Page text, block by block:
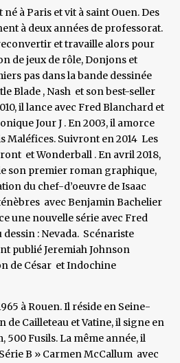
né à Paris et vit à saint Ouen. Des
à deux années de professorat.
et travaille alors pour
de jeux de rôle, Donjons et
pas dans la bande dessinée
Blade , Nash et son best-seller
il lance avec Fred Blanchard et
Jour J . En 2003, il amorce
Maléfices. Suivront en 2014 Les
et Wonderball . En avril 2018,
son premier roman graphique,
du chef-d’oeuvre de Isaac
avec Benjamin Bachelier
une nouvelle série avec Fred
: Nevada. Scénariste
publié Jeremiah Johnson
de César et Indochine
à Rouen. Il réside en Seine-
de Cailleteau et Vatine, il signe en
500 Fusils. La même année, il
B » Carmen McCallum avec